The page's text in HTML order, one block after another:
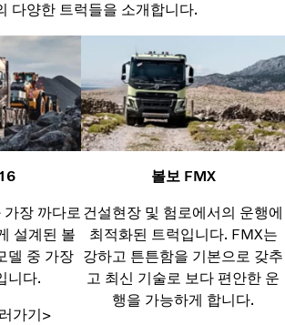
다양한 트럭들을 소개합니다.
가장 까다로
설계된 볼
델 중 가장
니다.
가기>
볼보 FMX
건설현장 및 험로에서의 운행에
최적화된 트럭입니다. FMX는
강하고 튼튼함을 기본으로 갖추
고 최신 기술로 보다 편안한 운
행을 가능하게 합니다.